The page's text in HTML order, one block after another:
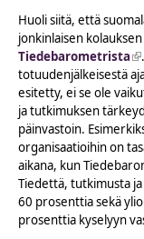
Huoli siitä, että
jonkinlaisen
Tiedebarometrista
totuudenjälkeisestä
esitetty, ei se ole
ja tutkimuksen
päinvastoin.
organisaatioihin on
aikana, kun
Tiedettä, tutkimusta
60 prosenttia sekä
prosenttia kyselyyn